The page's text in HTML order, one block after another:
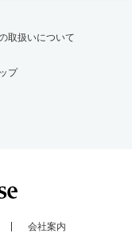
取扱いについて
プ
会社案内